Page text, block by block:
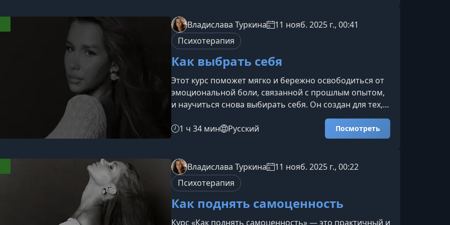
и научиться вызывать искренний интерес — такой,
который держится не на эмоциях одного дня, а на
устойчивом внимании и уважении.Ка
Владислава Туркина
11 нояб. 2025 г., 00:41
Психотерапия
Как выбрать себя
Этот курс поможет мягко и бережно освободиться от
эмоциональной боли, связанной с прошлым опытом,
и научиться снова выбирать себя. Он создан для тех,
кто хочет перестать застревать в воспоминаниях,
вернуть внутреннюю опору и восстановить чувство
собственной ценности.Что представляет собой
психотерапевтический подход, который помогает
безопасно прорабатывать даже глубокие
эмоциональные травмы. Он сн
1 ч 34 мин Русский Посмотреть
Владислава Туркина
11 нояб. 2025 г., 00:22
Психотерапия
Как поднять самоценность
Курс «Как поднять самоценность» — это практичный и